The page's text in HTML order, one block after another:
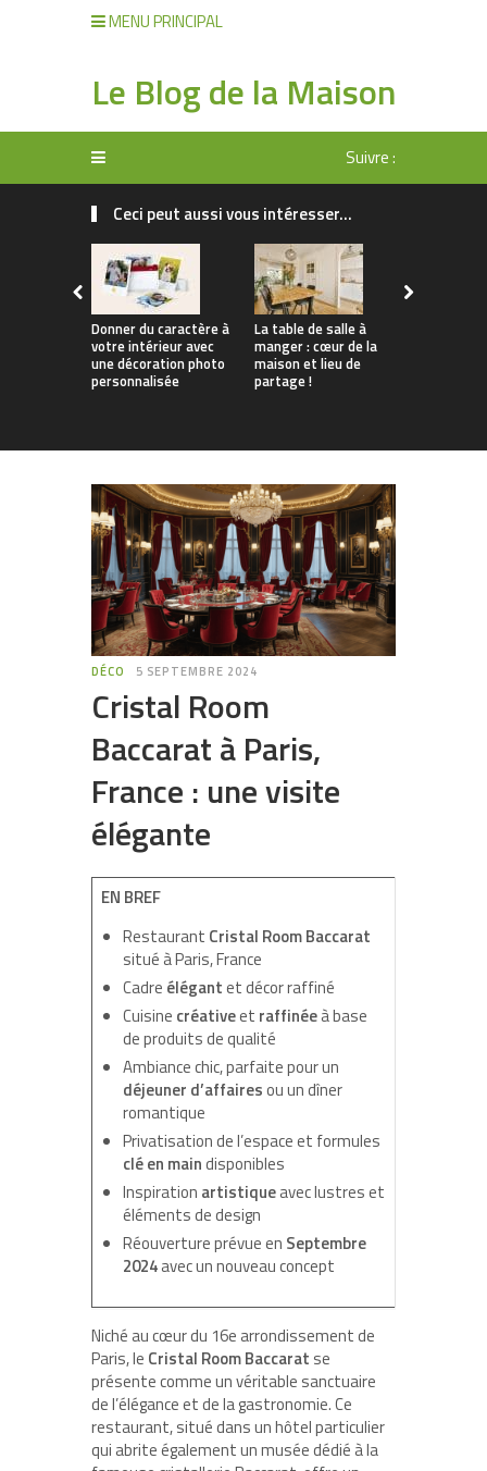
MENU PRINCIPAL
Le Blog de la Maison
Suivre :
Ceci peut aussi vous intéresser...
Donner du caractère à
votre intérieur avec
une décoration photo
personnalisée
La table de salle à
manger : cœur de la
maison et lieu de
partage !
DÉCO 5 SEPTEMBRE 2024
Cristal Room
Baccarat à Paris,
France : une visite
élégante
EN BREF
Restaurant Cristal Room Baccarat
situé à Paris, France
Cadre élégantet décor raffiné
Cuisine créativeet raffinéeà base
de produits de qualité
Ambiance chic, parfaite pour un
déjeuner d’affairesou un dîner
romantique
Privatisation de l’espace et formules
clé en maindisponibles
Inspiration artistiqueavec lustres et
éléments de design
Réouverture prévue en Septembre
2024avec un nouveau concept
Niché au cœur du 16e arrondissement de
Paris, le Cristal Room Baccarat se
présente comme un véritable sanctuaire
de l’élégance et de la gastronomie. Ce
restaurant, situé dans un hôtel particulier
qui abrite également un musée dédié à la